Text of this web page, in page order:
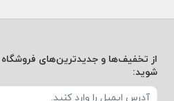
از تخفیف‌ها و جدیدترین‌های فروشگاه
شوید: